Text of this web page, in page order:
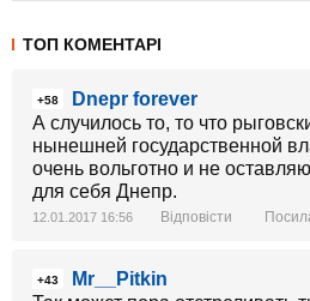
ТОП КОМЕНТАРІ
+58
Dnepr forever
А случилось то, то что
нынешней государственной
очень вольготно и не
для себя Днепр.
12.01.2017 16:56 Відповісти
+43
Mr__Pitkin